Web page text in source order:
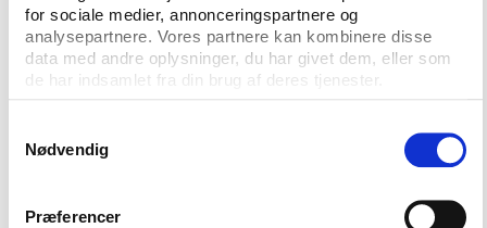
for sociale medier, annonceringspartnere og
analysepartnere. Vores partnere kan kombinere disse
data med andre oplysninger, du har givet dem, eller som
de har indsamlet fra din brug af deres tjenester.
Nødvendig
Præferencer
Vester Allé 8B, 3.